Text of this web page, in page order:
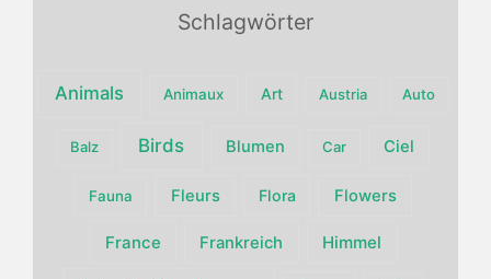
Schlagwörter
Animals Animaux Art Austria Auto
Balz Birds Blumen Car Ciel
Fauna Fleurs Flora Flowers
France Frankreich Himmel